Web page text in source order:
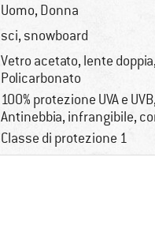
Uomo, Donna
sci, snowboard
Vetro acetato, lente doppia,
Policarbonato
100% protezione UVA e UVB,
Antinebbia, infrangibile,
Classe di protezione 1